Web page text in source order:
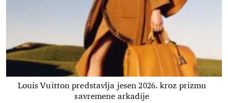
Louis Vuitton predstavlja jesen 2026. kroz prizmu
savremene arkadije